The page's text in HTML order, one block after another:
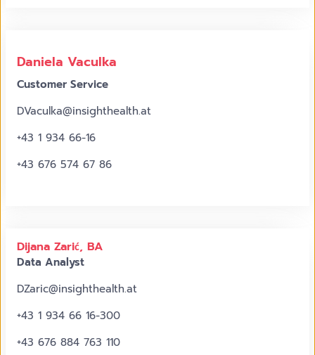
Daniela Vaculka
Customer Service
DVaculka@insighthealth.at
+43 1 934 66-16
+43 676 574 67 86
Dijana Zarić, BA
Data Analyst
DZaric@insighthealth.at
+43 1 934 66 16-300
+43 676 884 763 110